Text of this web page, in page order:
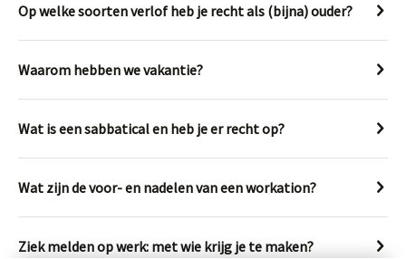
Op welke soorten verlof heb je recht als (bijna) ouder?
Waarom hebben we vakantie?
Wat is een sabbatical en heb je er recht op?
Wat zijn de voor- en nadelen van een workation?
Ziek melden op werk: met wie krijg je te maken?